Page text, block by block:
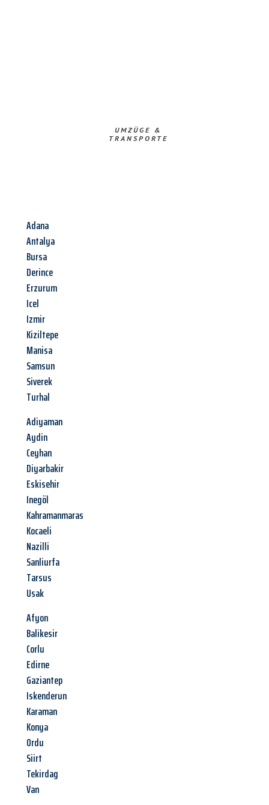
UMZÜGE &
TRANSPORTE
Adana
Antalya
Bursa
Derince
Erzurum
Icel
Izmir
Kiziltepe
Manisa
Samsun
Siverek
Turhal
Adiyaman
Aydin
Ceyhan
Diyarbakir
Eskisehir
Inegöl
Kahramanmaras
Kocaeli
Nazilli
Sanliurfa
Tarsus
Usak
Afyon
Balikesir
Corlu
Edirne
Gaziantep
Iskenderun
Karaman
Konya
Ordu
Siirt
Tekirdag
Van